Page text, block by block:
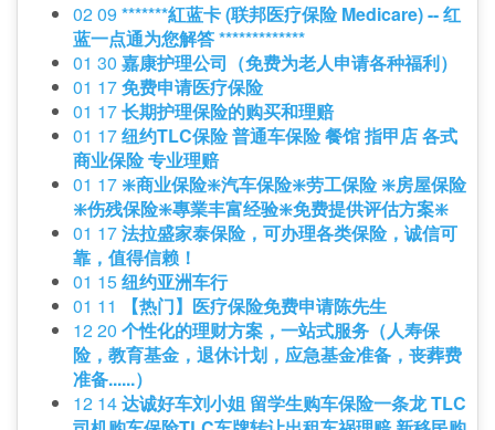
02 09 *******紅蓝卡 (联邦医疗保险 Medicare) -- 红
蓝一点通为您解答 *************
01 30 嘉康护理公司（免费为老人申请各种福利）
01 17免费申请医疗保险
01 17长期护理保险的购买和理赔
01 17纽约TLC保险 普通车保险 餐馆 指甲店 各式
商业保险 专业理赔
01 17❇️商业保险❇️汽车保险❇️劳工保险 ❇️房屋保险
❇️伤残保险❇️專業丰富经验❇️免费提供评估方案❇️
01 17法拉盛家泰保险，可办理各类保险，诚信可
靠，值得信赖！
01 15纽约亚洲车行
01 11
【热门】医疗保险免费申请陈先生
12 20 个性化的理财方案，一站式服务（人寿保
险，教育基金，退休计划，应急基金准备，丧葬费
准备......）
12 14达诚好车刘小姐 留学生购车保险一条龙 TLC